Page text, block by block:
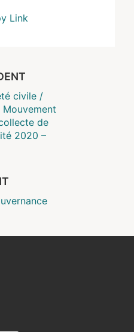
Link
civile /
de
2020 –